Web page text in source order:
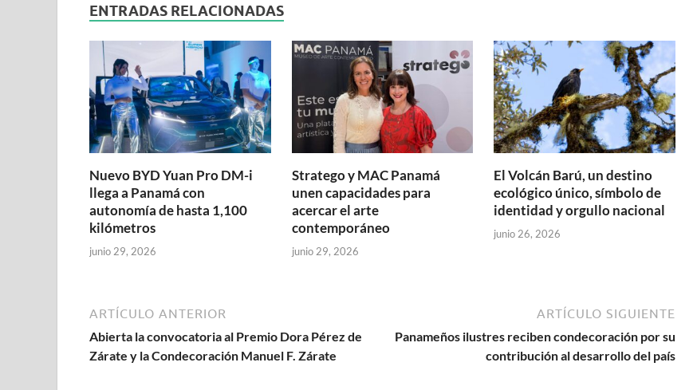
ENTRADAS RELACIONADAS
Nuevo BYD Yuan Pro DM-i
llega a Panamá con
autonomía de hasta 1,100
kilómetros
junio 29, 2026
Stratego y MAC Panamá
unen capacidades para
acercar el arte
contemporáneo
junio 29, 2026
El Volcán Barú, un destino
ecológico único, símbolo de
identidad y orgullo nacional
junio 26, 2026
ARTÍCULO ANTERIOR
Abierta la convocatoria al Premio Dora Pérez de
Zárate y la Condecoración Manuel F. Zárate
ARTÍCULO SIGUIENTE
Panameños ilustres reciben condecoración por su
contribución al desarrollo del país